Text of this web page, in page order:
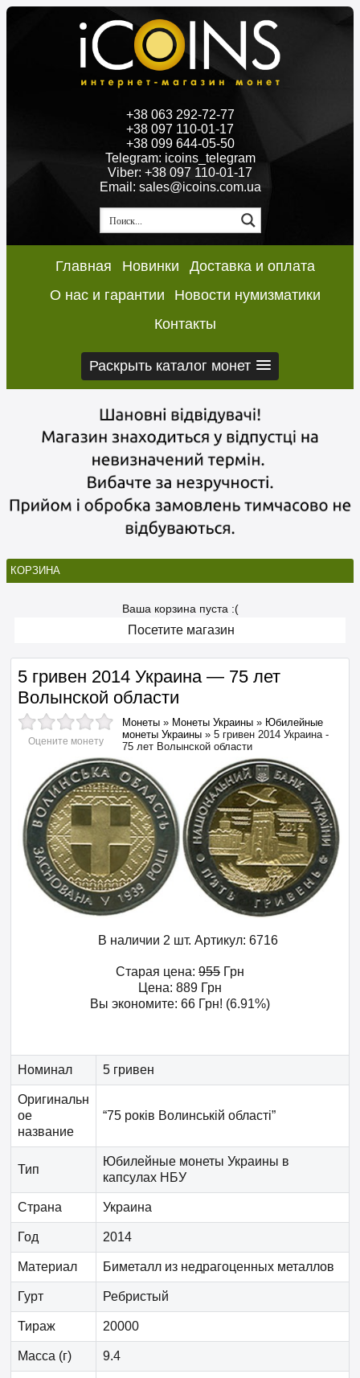
+38 063 292-72-77
+38 097 110-01-17
+38 099 644-05-50
Telegram: icoins_telegram
Viber: +38 097 110-01-17
Email: sales@icoins.com.ua
Главная Новинки
Доставка и оплата
О нас и гарантии
Новости нумизматики
Контакты
Раскрыть каталог монет
КОРЗИНА
Ваша корзина пуста :(
Посетите магазин
5 гривен 2014 Украина — 75 лет
Волынской области
Оцените монету
Монеты » Монеты Украины » Юбилейные
монеты Украины » 5 гривен 2014 Украина -
75 лет Волынской области
В наличии 2 шт. Артикул: 6716
Старая цена: 955 Грн
Цена: 889 Грн
Вы экономите: 66 Грн! (6.91%)
Номинал 5 гривен
Оригинальн
ое
название
“75 років Волинській області”
Тип
Юбилейные монеты Украины в
капсулах НБУ
Страна Украина
Год 2014
Материал Биметалл из недрагоценных металлов
Гурт Ребристый
Тираж 20000
Масса (г) 9.4